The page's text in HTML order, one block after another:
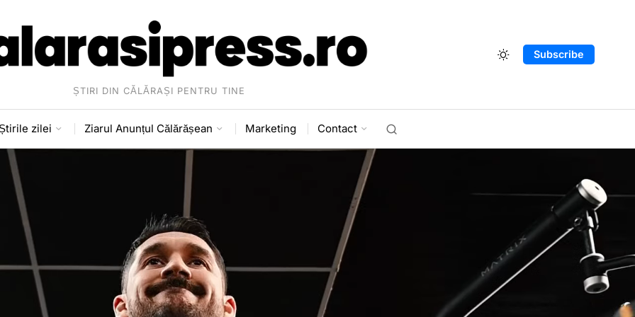
ȘTIRI DIN CĂLĂRAȘI PENTRU TINE
Subscribe
zilei Ziarul Anunțul Călărășean Marketing Contact